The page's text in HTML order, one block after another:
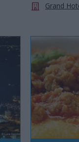
Grand